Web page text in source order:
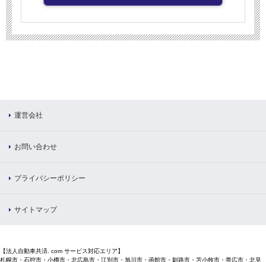
運営会社
お問い合わせ
プライバシーポリシー
サイトマップ
【法人自動車共済. com サービス対応エリア】
札幌市・石狩市・小樽市・北広島市・江別市・旭川市・函館市・釧路市・苫小牧市・帯広市・北見